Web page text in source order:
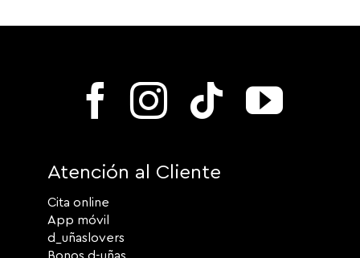
Atención al Cliente
Cita online
App móvil
d_uñaslovers